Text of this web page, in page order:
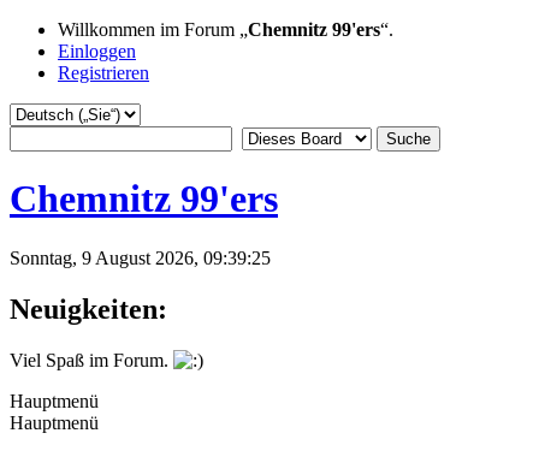
Willkommen im Forum „Chemnitz 99'ers“.
Einloggen
Registrieren
Chemnitz 99'ers
Sonntag, 9 August 2026, 09:39:25
Neuigkeiten:
Viel Spaß im Forum.
Hauptmenü
Hauptmenü